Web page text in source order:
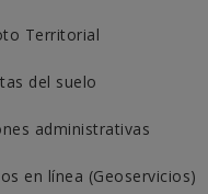
Territorial
del suelo
administrativas
en línea (Geoservicios)